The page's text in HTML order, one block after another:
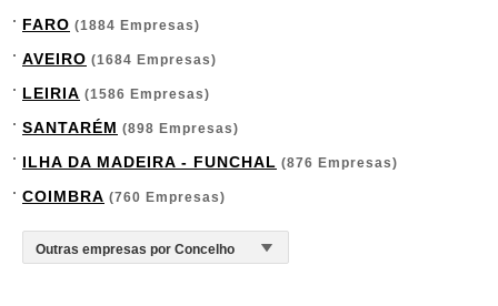
FARO (1884 Empresas)
AVEIRO (1684 Empresas)
LEIRIA (1586 Empresas)
SANTARÉM (898 Empresas)
ILHA DA MADEIRA - FUNCHAL (876 Empresas)
COIMBRA (760 Empresas)